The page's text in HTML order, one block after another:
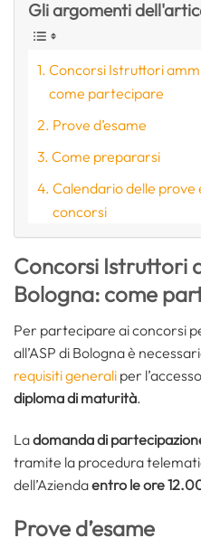
Gli argomenti
Concorsi Istruttori
come partecipare
Prove d’esame
Come prepararsi
Calendario delle
concorsi
Concorsi Istruttori
Bologna: come
Per partecipare ai concorsi
all’ASP di Bologna è
requisiti generali per
diploma di maturità.
Ladomanda di
tramite la procedura
dell’Aziendaentro le ore
Prove d’esame